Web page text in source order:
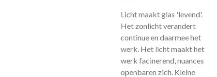
Licht maakt glas 'levend'.
Het zonlicht verandert
continue en daarmee het
werk. Het licht maakt het
werk facinerend, nuances
openbaren zich. Kleine